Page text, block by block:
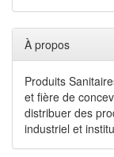
À propos
Produits
et fière de
distribuer des
industriel et